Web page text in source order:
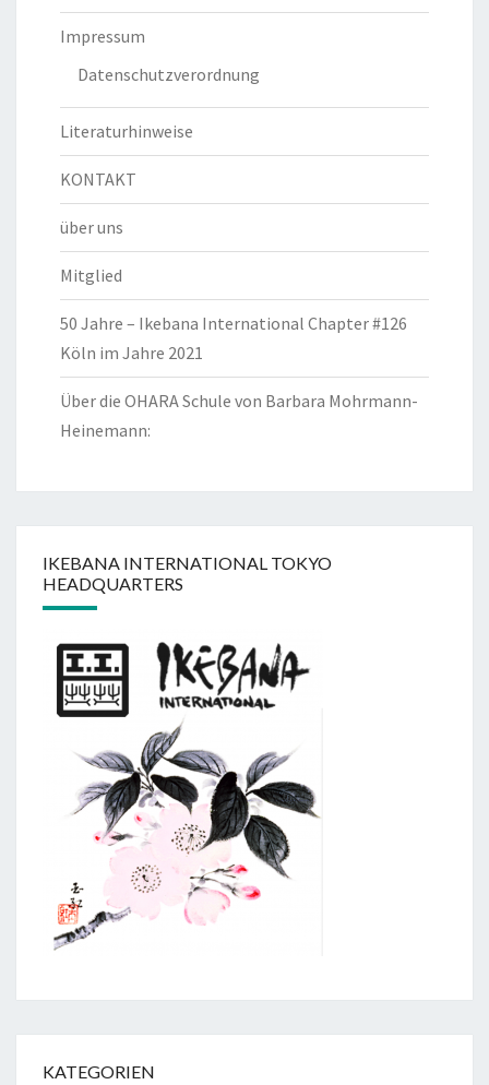
Impressum
Datenschutzverordnung
Literaturhinweise
KONTAKT
über uns
Mitglied
50 Jahre – Ikebana International Chapter #126
Köln im Jahre 2021
Über die OHARA Schule von Barbara Mohrmann-
Heinemann:
IKEBANA INTERNATIONAL TOKYO
HEADQUARTERS
KATEGORIEN